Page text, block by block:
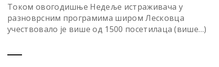
Током овогодишње Недеље истраживача у
разноврсним програмима широм Лесковца
учествовало је више од 1500 посетилаца (више…)